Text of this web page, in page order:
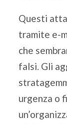
Questi
tramite e-
che
falsi. Gli
urgenza o